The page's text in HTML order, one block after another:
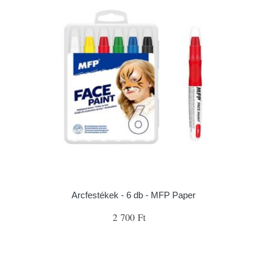
Arcfestékek - 6 db - MFP Paper
2 700 Ft